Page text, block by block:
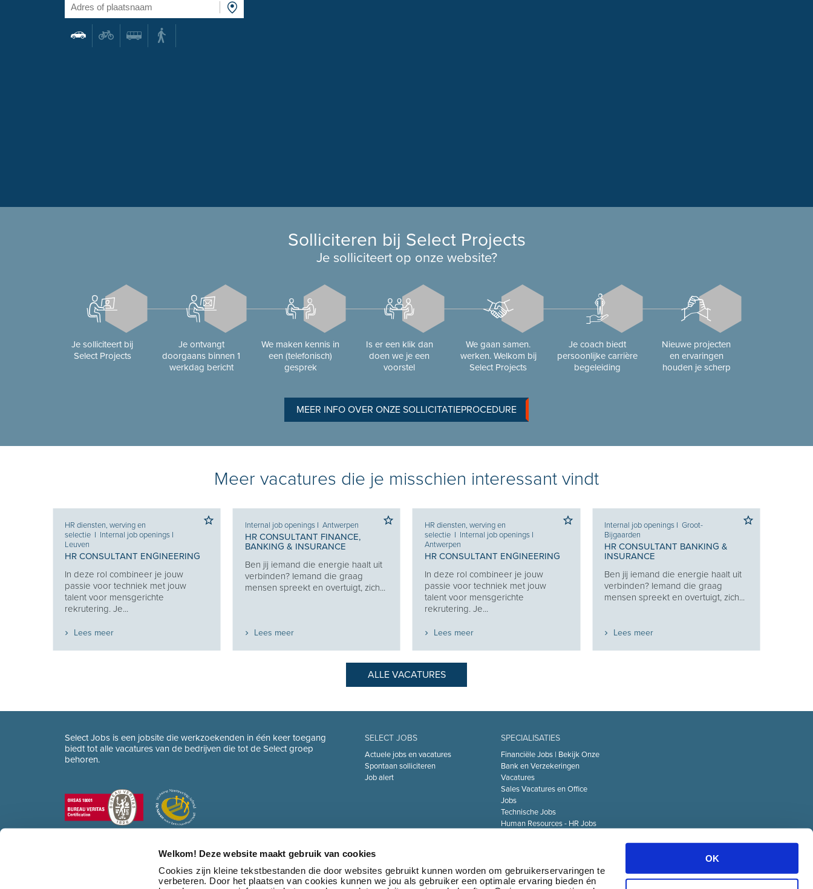
Welkom! Deze website maakt gebruik van cookies
Cookies zijn kleine tekstbestanden die door websites gebruikt kunnen worden om gebruikerservaringen te
verbeteren. Door het plaatsen van cookies kunnen we jou als gebruiker een optimale ervaring bieden én
OK
Solliciteren bij Select Projects
Je solliciteert op onze website?
Je solliciteert bij
Select Projects
Je ontvangt
doorgaans binnen 1
werkdag bericht
We maken kennis in
een (telefonisch)
gesprek
Is er een klik dan
doen we je een
voorstel
We gaan samen.
werken. Welkom bij
Select Projects
Je coach biedt
persoonlijke carrière
begeleiding
Nieuwe projecten
en ervaringen
houden je scherp
MEER INFO OVER ONZE SOLLICITATIEPROCEDURE
Meer vacatures die je misschien interessant vindt
HR diensten, werving en
selectie I Internal job openings I
Leuven
HR CONSULTANT ENGINEERING
In deze rol combineer je jouw
passie voor techniek met jouw
talent voor mensgerichte
rekrutering. Je...
Lees meer
Internal job openings I Antwerpen
HR CONSULTANT FINANCE,
BANKING & INSURANCE
Ben jij iemand die energie haalt uit
verbinden? Iemand die graag
mensen spreekt en overtuigt, zich...
Lees meer
HR diensten, werving en
selectie I Internal job openings I
Antwerpen
HR CONSULTANT ENGINEERING
In deze rol combineer je jouw
passie voor techniek met jouw
talent voor mensgerichte
rekrutering. Je...
Lees meer
Internal job openings I Groot-
Bijgaarden
HR CONSULTANT BANKING &
INSURANCE
Ben jij iemand die energie haalt uit
verbinden? Iemand die graag
mensen spreekt en overtuigt, zich...
Lees meer
ALLE VACATURES
Select Jobs is een jobsite die werkzoekenden in één keer toegang
biedt tot alle vacatures van de bedrijven die tot de Select groep
behoren.
SELECT JOBS
Actuele jobs en vacatures
Spontaan solliciteren
Job alert
SPECIALISATIES
Financiële Jobs | Bekijk Onze
Bank en Verzekeringen
Vacatures
Sales Vacatures en Office
Jobs
Technische Jobs
Human Resources - HR Jobs
Transport & Logistiek Jobs
Marketing & communicatie